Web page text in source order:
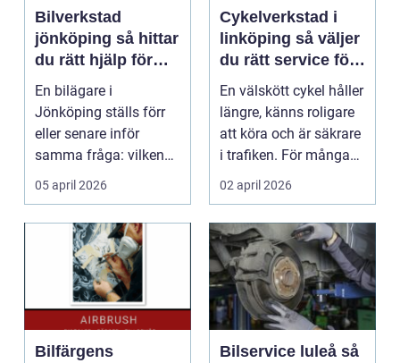
Bilverkstad
jönköping så hittar
du rätt hjälp för
bilen
En bilägare i
Jönköping ställs förr
eller senare inför
samma fråga: vilken
verkstad tar bäst hand
om...
05 april 2026
Cykelverkstad i
linköping så väljer
du rätt service för
din cykel
En välskött cykel håller
längre, känns roligare
att köra och är säkrare
i trafiken. För många
som cy...
02 april 2026
Bilfärgens
Bilservice luleå så